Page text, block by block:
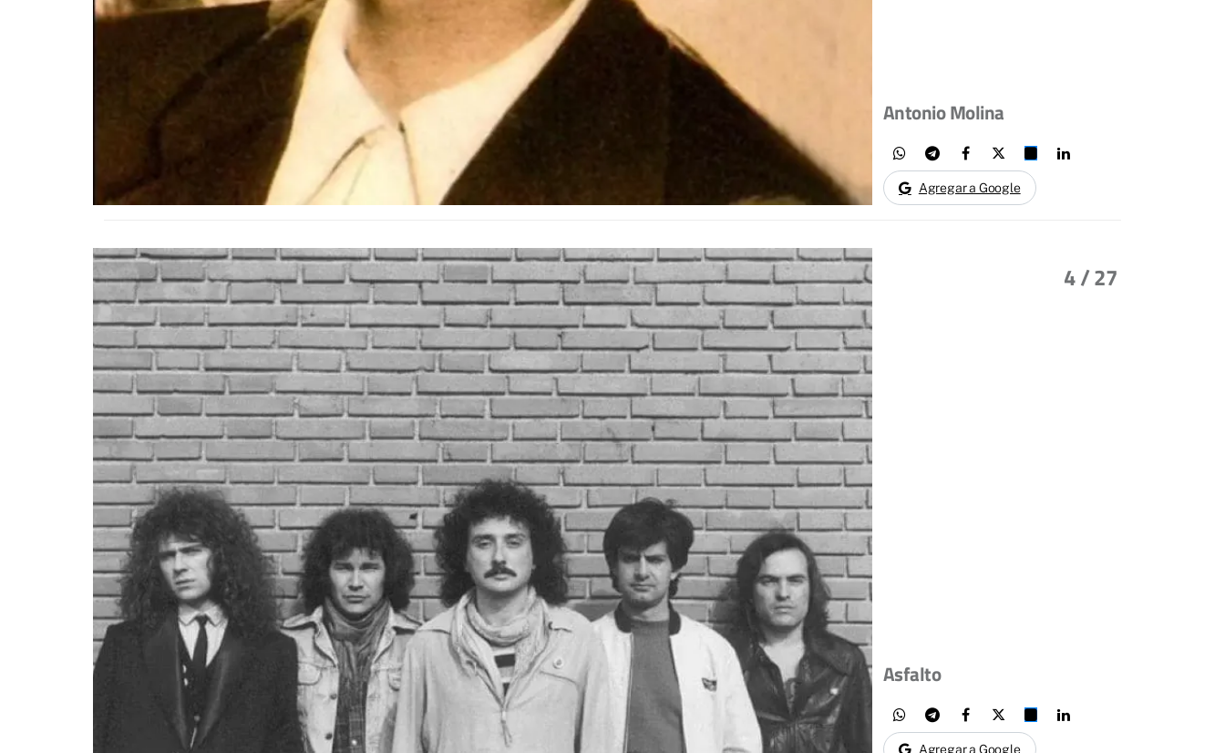
Antonio Molina
Agregar a Google
4/ 27
Asfalto
Agregar a Google